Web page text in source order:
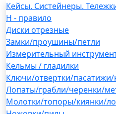
Кейсы. Систейнеры.
H - правило
Диски отрезные
Замки/проушины/петли
Измерительный
Кельмы / гладилки
Ключи/отвертки/
Лопаты/грабли/черенки/
Молотки/топоры/киянки/